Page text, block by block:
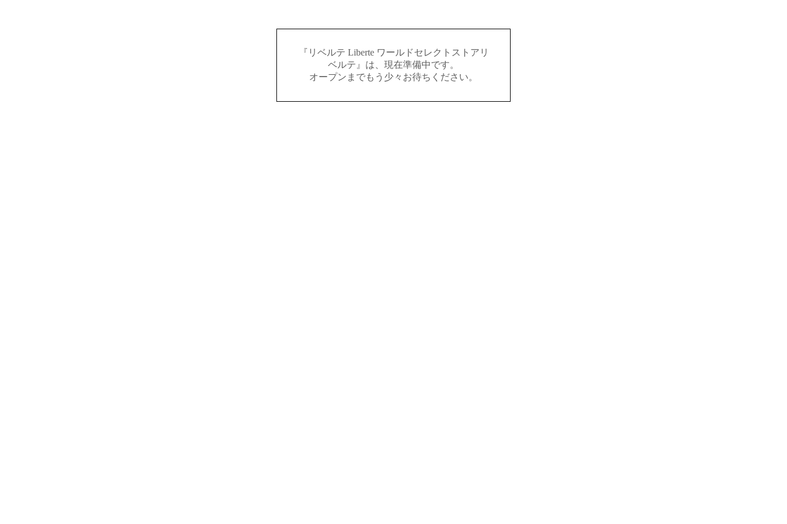
『リベルテ Liberte ワールドセレクトストアリ
ベルテ』は、現在準備中です。
オープンまでもう少々お待ちください。